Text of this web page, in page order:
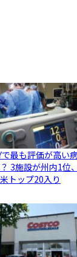
で最も評価が高い
3施設が州内1位
トップ20入り